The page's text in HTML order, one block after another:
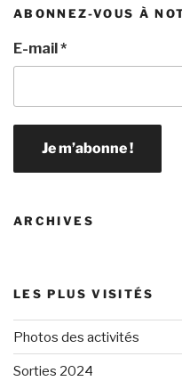
ABONNEZ-VOUS À
E-mail*
ARCHIVES
LES PLUS VISITÉS
Photos des activités
Sorties 2024